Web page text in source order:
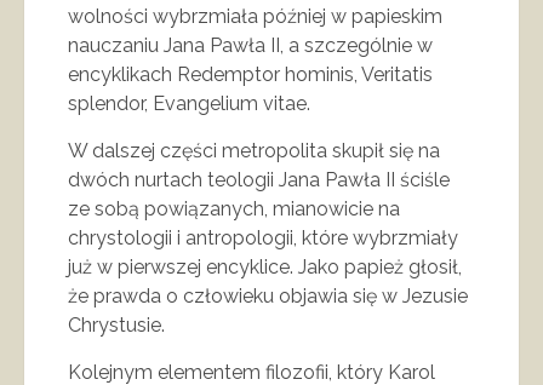
wolności wybrzmiała później w papieskim
nauczaniu Jana Pawła II, a szczególnie w
encyklikach Redemptor hominis, Veritatis
splendor, Evangelium vitae.
W dalszej części metropolita skupił się na
dwóch nurtach teologii Jana Pawła II ściśle
ze sobą powiązanych, mianowicie na
chrystologii i antropologii, które wybrzmiały
już w pierwszej encyklice. Jako papież głosił,
że prawda o człowieku objawia się w Jezusie
Chrystusie.
Kolejnym elementem filozofii, który Karol